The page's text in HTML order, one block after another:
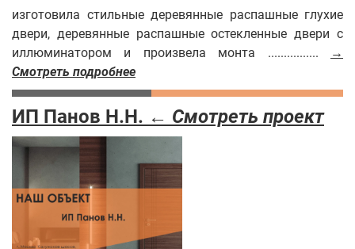
изготовила стильные деревянные распашные глухие
двери, деревянные распашные остекленные двери с
иллюминатором и произвела монта ................
→
Смотреть подробнее
ИП Панов Н.Н. ← Смотреть проект